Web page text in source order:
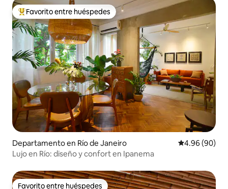
De los mejores en Favorito entre huéspedes
Favorito entre huéspedes
Departamento en Río de Janeiro Calificación
4.96 (90)
Lujo en Río: diseño y confort en Ipanema
Favorito entre huéspedes